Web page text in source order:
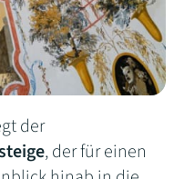
der
, der für einen